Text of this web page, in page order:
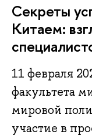
Секреты
Китаем:
11 февраля
факультета
мировой
участие в